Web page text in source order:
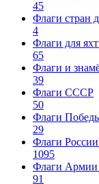
45
Флаги стран
4
Флаги для
65
Флаги и
39
Флаги СССР
50
Флаги
29
Флаги
1095
Флаги Армии
91